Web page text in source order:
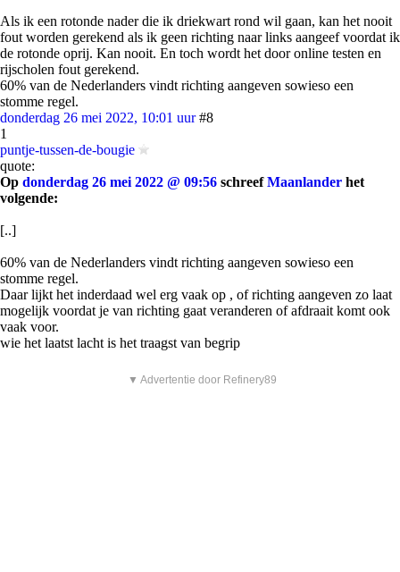
Als ik een rotonde nader die ik driekwart rond wil gaan, kan het nooit
fout worden gerekend als ik geen richting naar links aangeef voordat ik
de rotonde oprij. Kan nooit. En toch wordt het door online testen en
rijscholen fout gerekend.
60% van de Nederlanders vindt richting aangeven sowieso een
stomme regel.
donderdag 26 mei 2022, 10:01 uur #8
1
puntje-tussen-de-bougie
quote:
Op donderdag 26 mei 2022 @ 09:56 schreefMaanlander het
volgende:
[..]
60% van de Nederlanders vindt richting aangeven sowieso een
stomme regel.
Daar lijkt het inderdaad wel erg vaak op , of richting aangeven zo laat
mogelijk voordat je van richting gaat veranderen of afdraait komt ook
vaak voor.
wie het laatst lacht is het traagst van begrip
▼ Advertentie door Refinery89